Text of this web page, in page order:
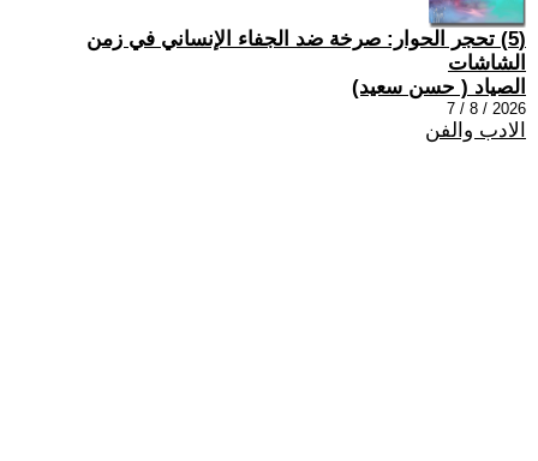
(5) تحجر الحوار: صرخة ضد الجفاء الإنساني في زمن
الشاشات
الصياد ‏( حسن سعيد‏)
2026 / 8 / 7
الادب والفن